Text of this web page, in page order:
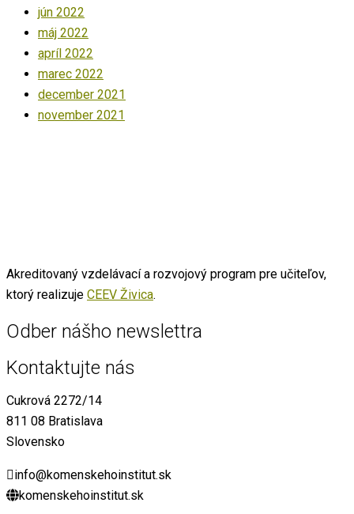
jún 2022
máj 2022
apríl 2022
marec 2022
december 2021
november 2021
Akreditovaný vzdelávací a rozvojový program pre učiteľov,
ktorý realizuje CEEV Živica.
Odber nášho newslettra
Kontaktujte nás
Cukrová 2272/14
811 08 Bratislava
Slovensko
info@komenskehoinstitut.sk
komenskehoinstitut.sk